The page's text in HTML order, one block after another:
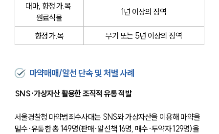
대마, 향정 가.목
원료식물
1년 이상의 징역
향정 가.목 무기 또는 5년 이상의 징역
마약매매/알선 단속 및 처벌 사례
SNS·가상자산 활용한 조직적 유통 적발
서울경찰청 마약범죄수사대는 SNS와 가상자산을 이용해 마약을
밀수·유통한 총 149명(판매·알선책 16명, 매수·투약자 129명)을